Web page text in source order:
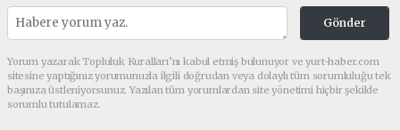
Gönder
Yorum yazarak Topluluk Kuralları’nı kabul etmiş bulunuyor ve yurt-haber.com
sitesine yaptığınız yorumunuzla ilgili doğrudan veya dolaylı tüm sorumluluğu tek
başınıza üstleniyorsunuz. Yazılan tüm yorumlardan site yönetimi hiçbir şekilde
sorumlu tutulamaz.